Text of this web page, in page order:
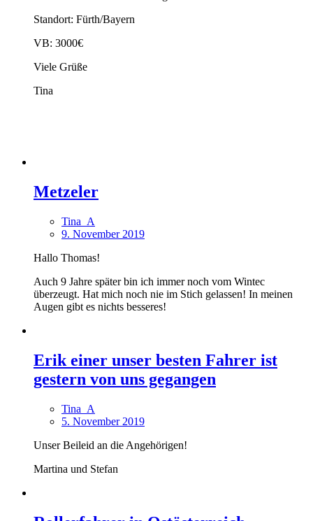
Standort: Fürth/Bayern
VB: 3000€
Viele Grüße
Tina
Metzeler
Tina_A
9. November 2019
Hallo Thomas!
Auch 9 Jahre später bin ich immer noch vom Wintec
überzeugt. Hat mich noch nie im Stich gelassen! In meinen
Augen gibt es nichts besseres!
Erik einer unser besten Fahrer ist
gestern von uns gegangen
Tina_A
5. November 2019
Unser Beileid an die Angehörigen!
Martina und Stefan